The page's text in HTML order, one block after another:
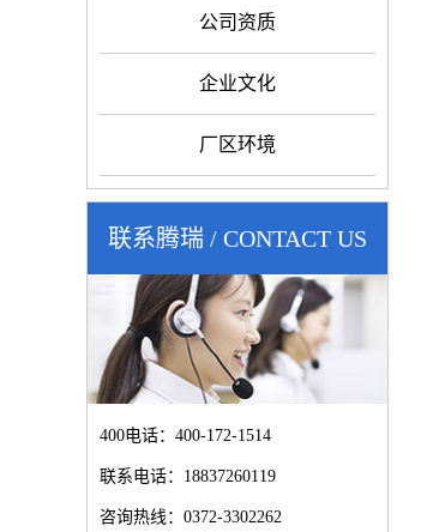
公司资质
企业文化
厂区环境
联系腾瑞 / CONTACT US
400电话：400-172-1514
联系电话：18837260119
咨询热线：0372-3302262